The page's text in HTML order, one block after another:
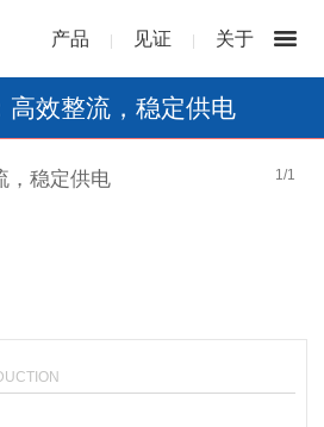
产品 | 见证 | 关于
高效整流，稳定供电
1 /1